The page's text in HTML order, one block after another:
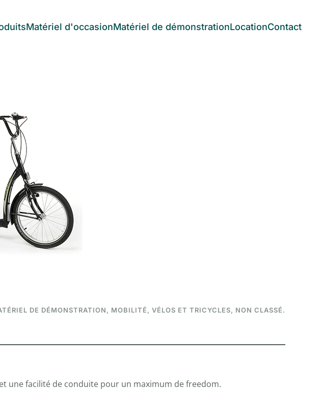
Matériel d'occasionMatériel de démonstrationLocationContact
DE DÉMONSTRATION, MOBILITÉ, VÉLOS ET TRICYCLES, NON CLASSÉ.
une facilité de conduite pour un maximum de freedom.